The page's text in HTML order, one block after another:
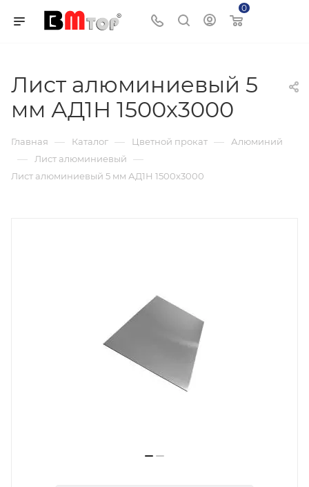
0
Лист алюминиевый 5
мм АД1Н 1500х3000
Главная — Каталог — Цветной прокат — Алюминий
— Лист алюминиевый —
Лист алюминиевый 5 мм АД1Н 1500х3000